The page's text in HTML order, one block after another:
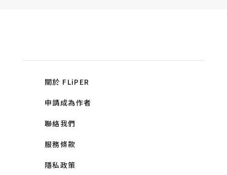
關於 FLiPER
申請成為作者
聯絡我們
服務條款
隱私政策